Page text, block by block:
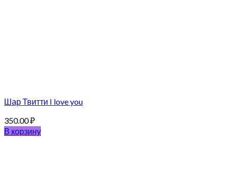
Шар Твитти I love you
350.00₽
В корзину